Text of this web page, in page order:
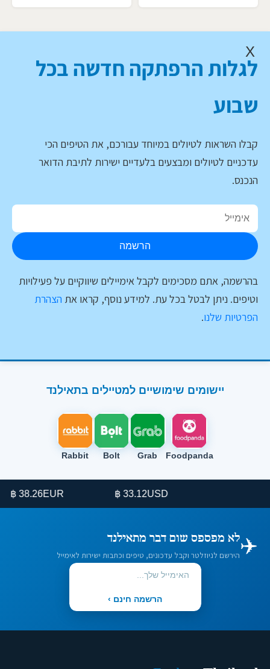
X
לגלות הרפתקה חדשה בכל
שבוע
קבלו השראות לטיולים במיוחד עבורכם, את הטיפים הכי
עדכניים לטיולים ומבצעים בלעדיים ישירות לתיבת הדואר
הנכנס.
הרשמה
בהרשמה, אתם מסכימים לקבל אימיילים שיווקיים על פעילויות
וטיפים. ניתן לבטל בכל עת. למידע נוסף, קראו את הצהרת
הפרטיות שלנו.
יישומים שימושיים למטיילים בתאילנד
Foodpanda
Grab
Bolt
Rabbit
USD
33.12 ฿
EUR
38.26 ฿
✈️לא מפספס שום דבר מתאילנד
הירשם לניוזלטר וקבל עדכונים, טיפים וכתבות ישירות לאימייל
הרשמה חינם ›